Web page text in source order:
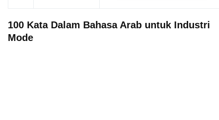
100 Kata Dalam Bahasa Arab untuk Industri
Mode